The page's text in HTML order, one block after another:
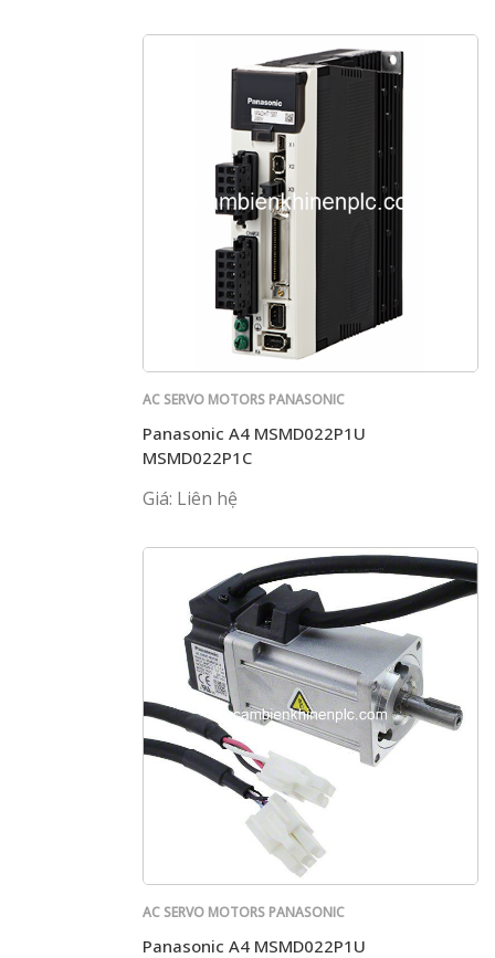
AC SERVO MOTORS PANASONIC
Panasonic A4 MSMD022P1U
MSMD022P1C
Giá: Liên hệ
AC SERVO MOTORS PANASONIC
Panasonic A4 MSMD022P1U